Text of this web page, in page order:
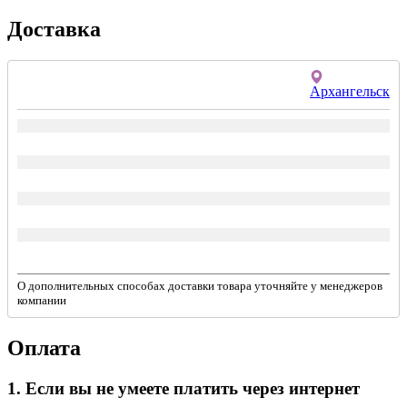
Доставка
Архангельск
О дополнительных способах доставки товара уточняйте у менеджеров
компании
Оплата
1. Если вы не умеете платить через интернет